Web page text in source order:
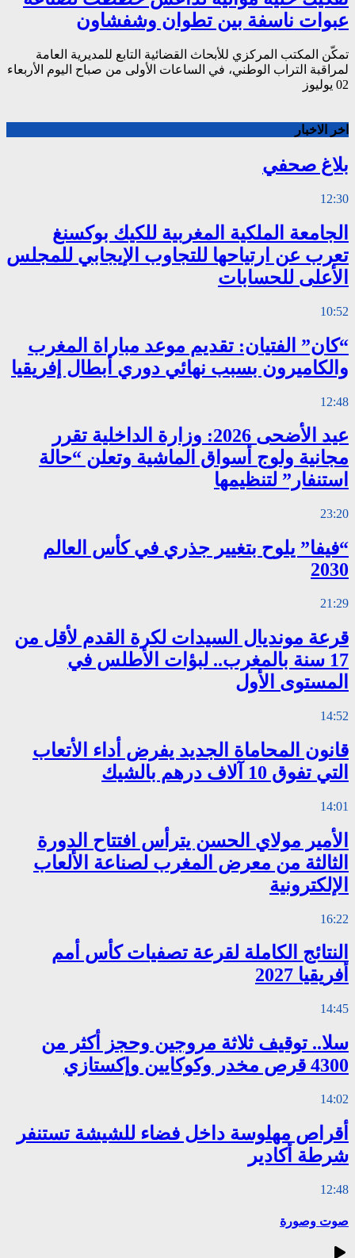
عبوات ناسفة بين تطوان وشفشاون
تمكّن المكتب المركزي للأبحاث القضائية التابع للمديرية العامة
لمراقبة التراب الوطني، في الساعات الأولى من صباح اليوم الأربعاء
02 يوليوز
اخر الاخبار
بلاغ صحفي
12:30
الجامعة الملكية المغربية للكيك بوكسنغ
تعرب عن ارتياحها للتجاوب الإيجابي للمجلس
الأعلى للحسابات
10:52
“كان” الفتيان: تقديم موعد مباراة المغرب
والكاميرون بسبب نهائي دوري أبطال إفريقيا
12:48
عيد الأضحى 2026: وزارة الداخلية تقرر
مجانية ولوج أسواق الماشية وتعلن “حالة
استنفار” لتنظيمها
23:20
“فيفا” يلوح بتغيير جذري في كأس العالم
2030
21:29
قرعة مونديال السيدات لكرة القدم لأقل من
17 سنة بالمغرب.. لبؤات الأطلس في
المستوى الأول
14:52
قانون المحاماة الجديد يفرض أداء الأتعاب
التي تفوق 10 آلاف درهم بالشيك
14:01
الأمير مولاي الحسن يترأس افتتاح الدورة
الثالثة من معرض المغرب لصناعة الألعاب
الإلكترونية
16:22
النتائج الكاملة لقرعة تصفيات كأس أمم
أفريقيا 2027
14:45
سلا.. توقيف ثلاثة مروجين وحجز أكثر من
4300 قرص مخدر وكوكايين وإكستازي
14:02
أقراص مهلوسة داخل فضاء للشيشة تستنفر
شرطة أكادير
12:48
صوت وصورة